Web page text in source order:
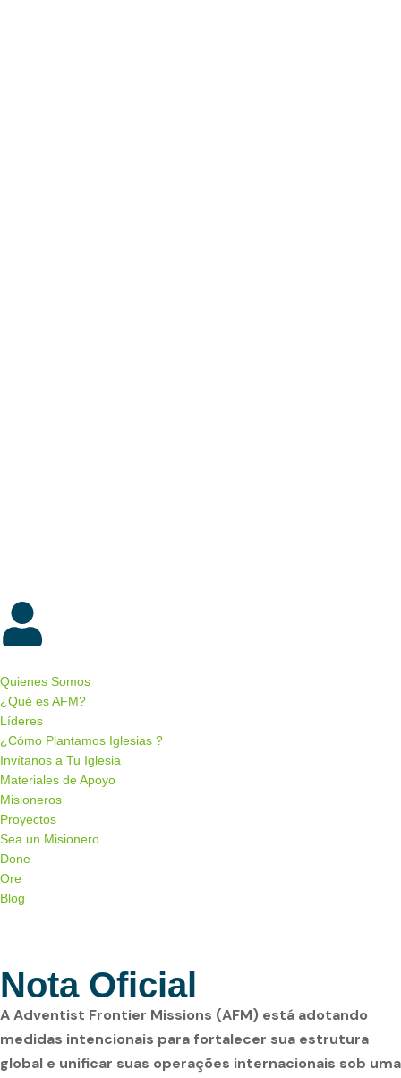
Quienes Somos
¿Qué es AFM?
Líderes
¿Cómo Plantamos Iglesias ?
Invítanos a Tu Iglesia
Materiales de Apoyo
Misioneros
Proyectos
Sea un Misionero
Done
Ore
Blog
Nota Oficial
A Adventist Frontier Missions (AFM) está adotando
medidas intencionais para fortalecer sua estrutura
global e unificar suas operações internacionais sob uma